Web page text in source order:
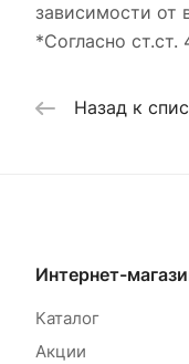
зависимости от
*Согласно
Назад к
Интернет-
Каталог
Акции